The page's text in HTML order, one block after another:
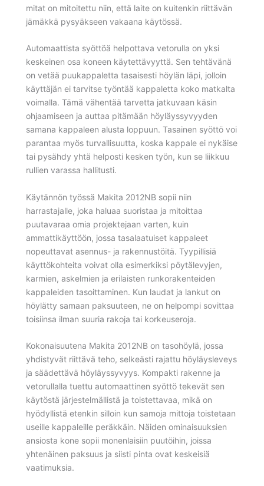
mitat on mitoitettu niin, että laite on kuitenkin riittävän
jämäkkä pysyäkseen vakaana käytössä.
Automaattista syöttöä helpottava vetorulla on yksi
keskeinen osa koneen käytettävyyttä. Sen tehtävänä
on vetää puukappaletta tasaisesti höylän läpi, jolloin
käyttäjän ei tarvitse työntää kappaletta koko matkalta
voimalla. Tämä vähentää tarvetta jatkuvaan käsin
ohjaamiseen ja auttaa pitämään höyläyssyvyyden
samana kappaleen alusta loppuun. Tasainen syöttö voi
parantaa myös turvallisuutta, koska kappale ei nykäise
tai pysähdy yhtä helposti kesken työn, kun se liikkuu
rullien varassa hallitusti.
Käytännön työssä Makita 2012NB sopii niin
harrastajalle, joka haluaa suoristaa ja mitoittaa
puutavaraa omia projektejaan varten, kuin
ammattikäyttöön, jossa tasalaatuiset kappaleet
nopeuttavat asennus- ja rakennustöitä. Tyypillisiä
käyttökohteita voivat olla esimerkiksi pöytälevyjen,
karmien, askelmien ja erilaisten runkorakenteiden
kappaleiden tasoittaminen. Kun laudat ja lankut on
höylätty samaan paksuuteen, ne on helpompi sovittaa
toisiinsa ilman suuria rakoja tai korkeuseroja.
Kokonaisuutena Makita 2012NB on tasohöylä, jossa
yhdistyvät riittävä teho, selkeästi rajattu höyläysleveys
ja säädettävä höyläyssyvyys. Kompakti rakenne ja
vetorullalla tuettu automaattinen syöttö tekevät sen
käytöstä järjestelmällistä ja toistettavaa, mikä on
hyödyllistä etenkin silloin kun samoja mittoja toistetaan
useille kappaleille peräkkäin. Näiden ominaisuuksien
ansiosta kone sopii monenlaisiin puutöihin, joissa
yhtenäinen paksuus ja siisti pinta ovat keskeisiä
vaatimuksia.